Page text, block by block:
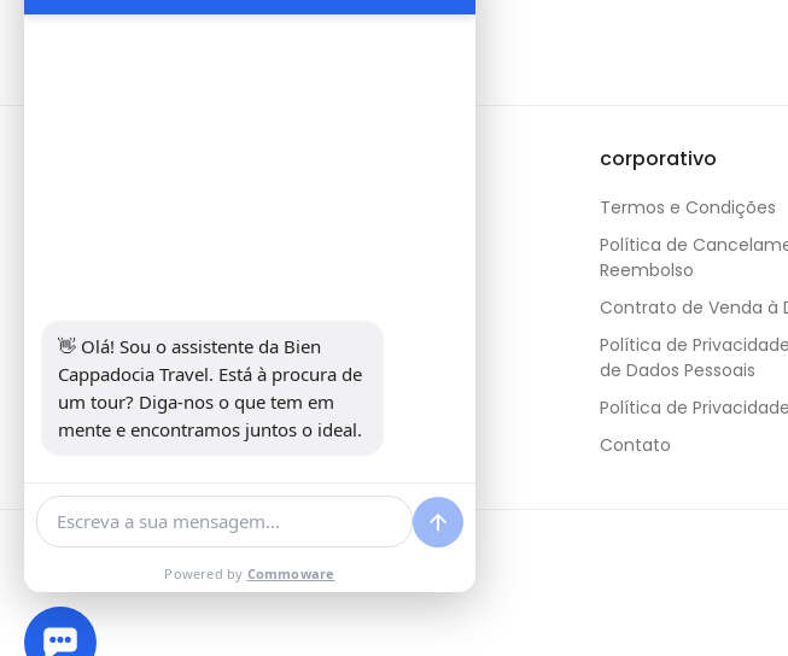
corporativo
Termos e Condições
Política de
Reembolso
Contrato de Venda à
Política de
de Dados Pessoais
Política de Privacidade
Contato
👋 Olá! Sou o assistente da Bien
Cappadocia Travel. Está à procura de
um tour? Diga-nos o que tem em
mente e encontramos juntos o ideal.
Powered by Commoware